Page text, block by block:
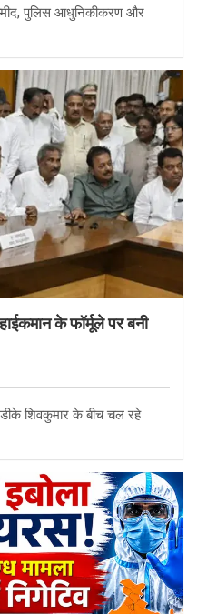
पुलिस आधुनिकीकरण और
के फॉर्मूले पर बनी
डीके शिवकुमार के बीच चल रहे